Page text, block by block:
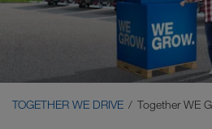
WE CARE
TOGETHER WE DRIVE Together WE